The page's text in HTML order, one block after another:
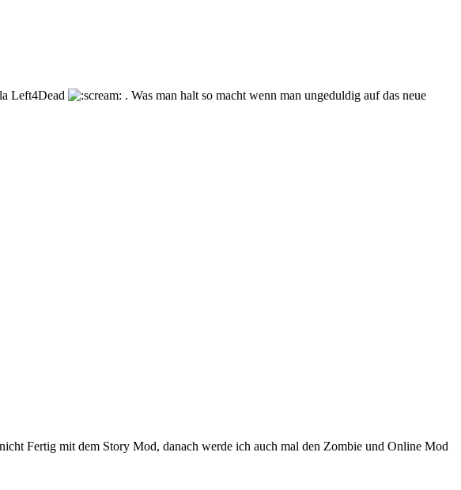
Left4Dead
. Was man halt so macht wenn man ungeduldig auf das neue
Fertig mit dem Story Mod, danach werde ich auch mal den Zombie und Online Mod